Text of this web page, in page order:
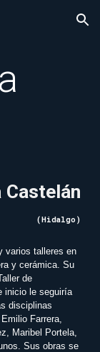
Skip to navigation
Castelán
(Hidalgo )
varios talleres en
y cerámica. Su
de
inicio le seguiría
disciplinas
Farrera,
Maribel Portela,
Sus obras se